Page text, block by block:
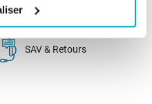
3x sans frais
SAV & Retours